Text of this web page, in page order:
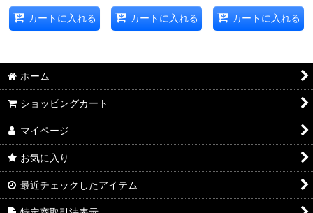
カートに入れる カートに入れる カートに入れる
ホーム
ショッピングカート
マイページ
お気に入り
最近チェックしたアイテム